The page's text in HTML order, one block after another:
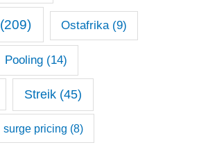
(209) Ostafrika(9)
Pooling (14)
Streik(45)
surge pricing (8)